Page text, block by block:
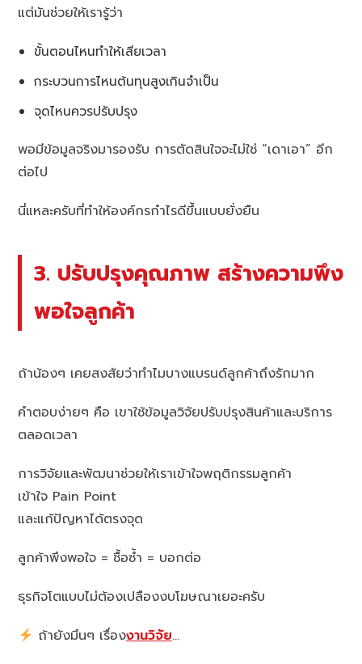
แต่มันช่วยให้เรารู้ว่า
ขั้นตอนไหนทำให้เสียเวลา
กระบวนการไหนต้นทุนสูงเกินจำเป็น
จุดไหนควรปรับปรุง
พอมีข้อมูลจริงมารองรับ การตัดสินใจจะไม่ใช่ “เดาเอา” อีก
ต่อไป
นี่แหละครับที่ทำให้องค์กรกำไรดีขึ้นแบบยั่งยืน
3. ปรับปรุงคุณภาพ สร้างความพึง
พอใจลูกค้า
ถ้าน้องๆ เคยสงสัยว่าทำไมบางแบรนด์ลูกค้าถึงรักมาก
คำตอบง่ายๆ คือ เขาใช้ข้อมูลวิจัยปรับปรุงสินค้าและบริการ
ตลอดเวลา
การวิจัยและพัฒนาช่วยให้เราเข้าใจพฤติกรรมลูกค้า
เข้าใจ Pain Point
และแก้ปัญหาได้ตรงจุด
ลูกค้าพึงพอใจ = ซื้อซ้ำ = บอกต่อ
ธุรกิจโตแบบไม่ต้องเปลืองงบโฆษณาเยอะครับ
ถ้ายังมึนๆ เรื่องงานวิจัย…